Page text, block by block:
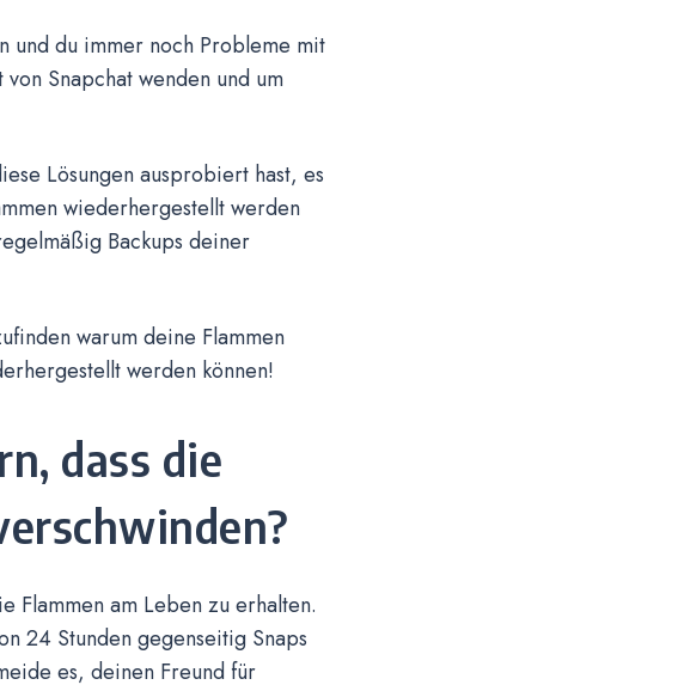
und du immer noch Probleme mit
Snapchat wenden und um
Lösungen ausprobiert hast, es
wiederhergestellt werden
Backups deiner
warum deine Flammen
werden können!
dass die
Flammen am Leben zu erhalten.
24 Stunden gegenseitig Snaps
es, deinen Freund für